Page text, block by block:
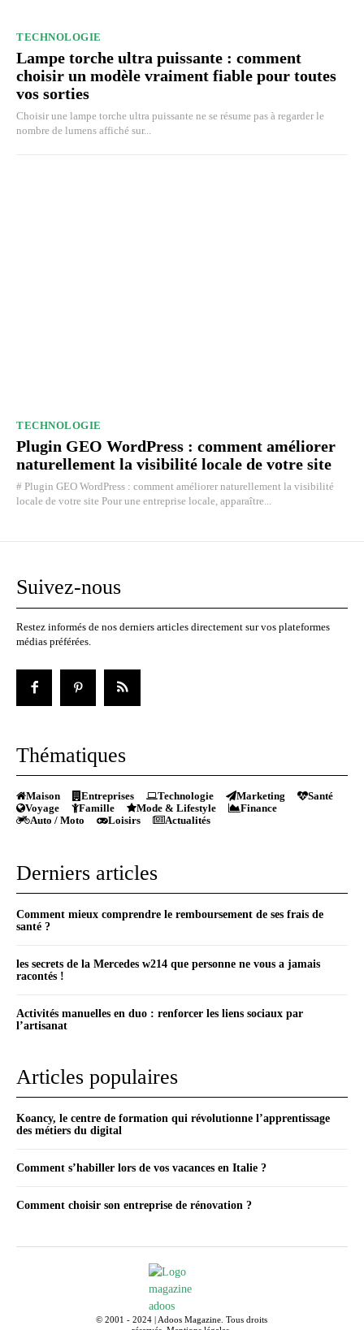
TECHNOLOGIE
Lampe torche ultra puissante : comment
choisir un modèle vraiment fiable pour toutes
vos sorties
Choisir une lampe torche ultra puissante ne se résume pas à regarder le
nombre de lumens affiché sur...
TECHNOLOGIE
Plugin GEO WordPress : comment améliorer
naturellement la visibilité locale de votre site
# Plugin GEO WordPress : comment améliorer naturellement la visibilité
locale de votre site Pour une entreprise locale, apparaître...
Suivez-nous
Restez informés de nos derniers articles directement sur vos plateformes
médias préférées.
Thématiques
Maison Entreprises Technologie Marketing
Santé
Voyage
Famille Mode & Lifestyle
Finance
Auto / Moto
Loisirs Actualités
Derniers articles
Comment mieux comprendre le remboursement de ses frais de
santé ?
les secrets de la Mercedes w214 que personne ne vous a jamais
racontés !
Activités manuelles en duo : renforcer les liens sociaux par
l’artisanat
Articles populaires
Koancy, le centre de formation qui révolutionne l’apprentissage
des métiers du digital
Comment s’habiller lors de vos vacances en Italie ?
Comment choisir son entreprise de rénovation ?
© 2001 - 2024 | Adoos Magazine. Tous droits